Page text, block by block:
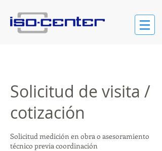
Solicitud de visita /
cotización
Solicitud medición en obra o asesoramiento
técnico previa coordinación